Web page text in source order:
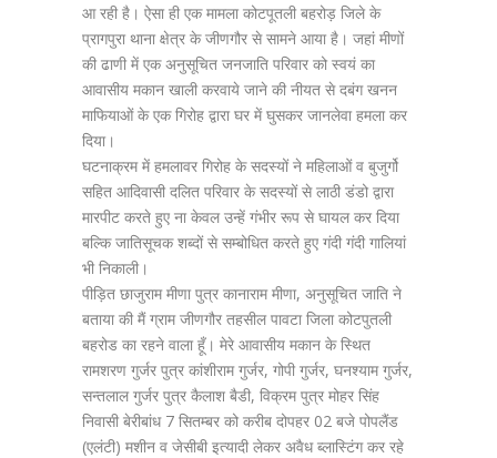
आ रही है। ऐसा ही एक मामला कोटपूतली बहरोड़ जिले के
प्रागपुरा थाना क्षेत्र के जीणगौर से सामने आया है। जहां मीणों
की ढाणी में एक अनुसूचित जनजाति परिवार को स्वयं का
आवासीय मकान खाली करवाये जाने की नीयत से दबंग खनन
माफियाओं के एक गिरोह द्वारा घर में घुसकर जानलेवा हमला कर
दिया।
घटनाक्रम में हमलावर गिरोह के सदस्यों ने महिलाओं व बुजुर्गो
सहित आदिवासी दलित परिवार के सदस्यों से लाठी डंडो द्वारा
मारपीट करते हुए ना केवल उन्हें गंभीर रूप से घायल कर दिया
बल्कि जातिसूचक शब्दों से सम्बोधित करते हुए गंदी गंदी गालियां
भी निकाली।
पीड़ित छाजुराम मीणा पुत्र कानाराम मीणा, अनुसूचित जाति ने
बताया की मैं ग्राम जीणगौर तहसील पावटा जिला कोटपुतली
बहरोड का रहने वाला हूँ। मेरे आवासीय मकान के स्थित
रामशरण गुर्जर पुत्र कांशीराम गुर्जर, गोपी गुर्जर, घनश्याम गुर्जर,
सन्तलाल गुर्जर पुत्र कैलाश बैडी, विक्रम पुत्र मोहर सिंह
निवासी बेरीबांध 7 सितम्बर को करीब दोपहर 02 बजे पोपलैंड
(एलंटी) मशीन व जेसीबी इत्यादी लेकर अवैध ब्लास्टिंग कर रहे